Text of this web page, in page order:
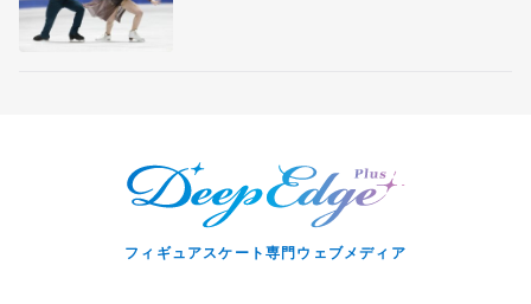
フィギュアスケート専門ウェブメディア